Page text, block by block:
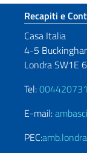
Recapiti e
Casa Italia
4-5
Londra SW1E
Tel:
E-mail:
PEC: